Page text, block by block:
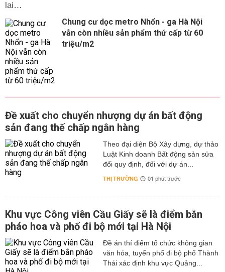
lai…
Chung cư dọc metro Nhổn - ga Hà Nội
vẫn còn nhiều sản phẩm thứ cấp từ 60
triệu/m2
Đề xuất cho chuyển nhượng dự án bất động
sản đang thế chấp ngân hàng
Theo đại diện Bộ Xây dựng, dự thảo
Luật Kinh doanh Bất động sản sửa
đổi quy định, đối với dự án...
THỊ TRƯỜNG 01 phút trước
Khu vực Công viên Cầu Giấy sẽ là điểm bắn
pháo hoa và phố đi bộ mới tại Hà Nội
Đề án thí điểm tổ chức không gian
văn hóa, tuyến phố đi bộ phố Thành
Thái xác định khu vực Quảng...